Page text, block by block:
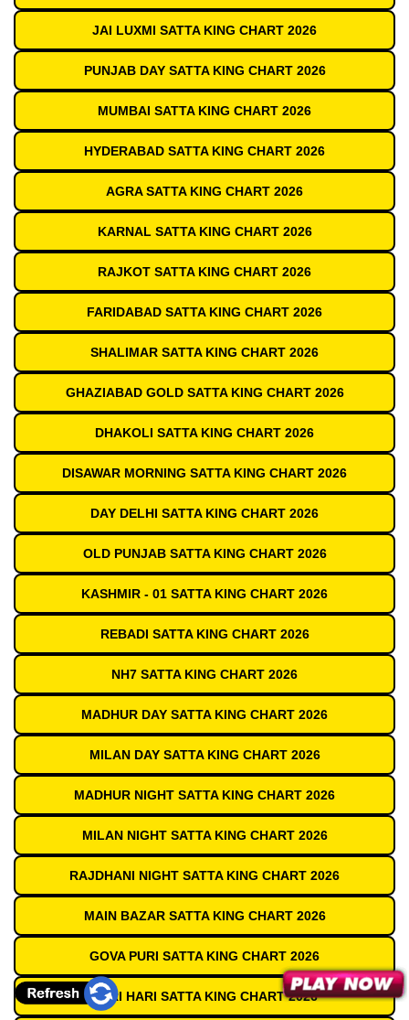
JAI LUXMI SATTA KING CHART 2026
PUNJAB DAY SATTA KING CHART 2026
MUMBAI SATTA KING CHART 2026
HYDERABAD SATTA KING CHART 2026
AGRA SATTA KING CHART 2026
KARNAL SATTA KING CHART 2026
RAJKOT SATTA KING CHART 2026
FARIDABAD SATTA KING CHART 2026
SHALIMAR SATTA KING CHART 2026
GHAZIABAD GOLD SATTA KING CHART 2026
DHAKOLI SATTA KING CHART 2026
DISAWAR MORNING SATTA KING CHART 2026
DAY DELHI SATTA KING CHART 2026
OLD PUNJAB SATTA KING CHART 2026
KASHMIR - 01 SATTA KING CHART 2026
REBADI SATTA KING CHART 2026
NH7 SATTA KING CHART 2026
MADHUR DAY SATTA KING CHART 2026
MILAN DAY SATTA KING CHART 2026
MADHUR NIGHT SATTA KING CHART 2026
MILAN NIGHT SATTA KING CHART 2026
RAJDHANI NIGHT SATTA KING CHART 2026
MAIN BAZAR SATTA KING CHART 2026
GOVA PURI SATTA KING CHART 2026
SHRI HARI SATTA KING CHART 2026